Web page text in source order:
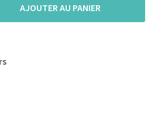
AJOUTER AU PANIER